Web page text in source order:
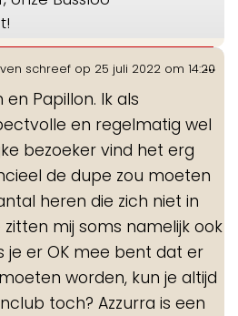
schreef op 25 juli 2022 om 14:20
Papillon. lk als
en regelmatig wel
bezoeker vind het erg
de dupe zou moeten
heren die zich niet in
mij soms namelijk ook
je er OK mee bent dat er
worden, kun je altijd
toch? Azzurra is een
...